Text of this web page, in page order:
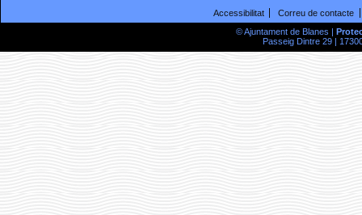
Accessibilitat
Correu de contacte
© Ajuntament de Blanes |
Passeig Dintre 29 |